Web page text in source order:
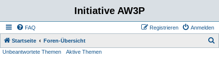
Initiative AW3P
FAQ Anmelden
Registrieren
Startseite Foren-Übersicht
Unbeantwortete Themen Aktive Themen